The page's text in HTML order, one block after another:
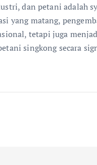
dan petani adalah
yang matang,
tetapi juga
singkong secara